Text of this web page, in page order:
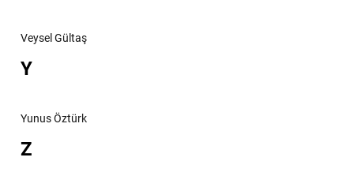
Veysel Gültaş
Y
Yunus Öztürk
Z